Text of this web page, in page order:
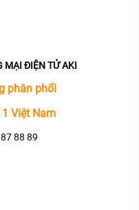
MẠI ĐIỆN TỬ AKI
phân phối
Việt Nam
88 89